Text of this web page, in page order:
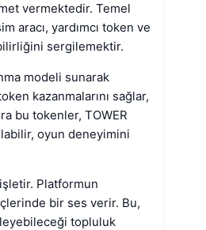
vermektedir. Temel
aracı, yardımcı token ve
sergilemektir.
modeli sunarak
kazanmalarını sağlar,
bu tokenler, TOWER
oyun deneyimini
Platformun
bir ses verir. Bu,
topluluk